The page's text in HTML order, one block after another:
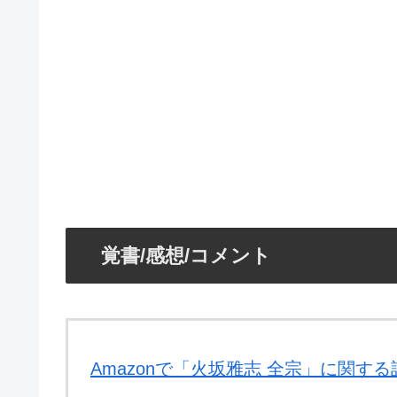
覚書/感想/コメント
Amazonで「火坂雅志 全宗」に関する